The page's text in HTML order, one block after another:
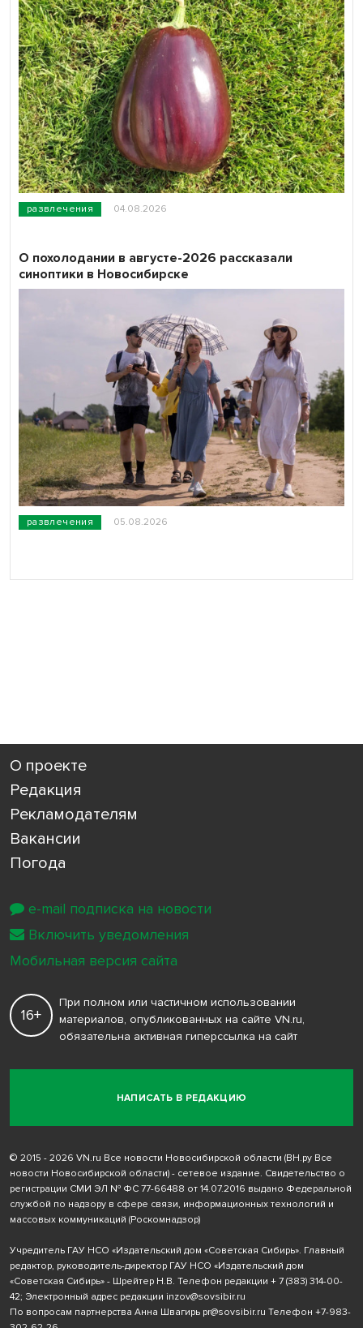
развлечения 04.08.2026
развлечения 05.08.2026
О похолодании в августе-2026 рассказали
синоптики в Новосибирске
О проекте
Редакция
Рекламодателям
Вакансии
Погода
НАПИСАТЬ В РЕДАКЦИЮ
16+
При полном или частичном использовании
материалов, опубликованных на сайте VN.ru,
обязательна активная гиперссылка на сайт
© 2015 - 2026 VN.ru Все новости Новосибирской области (ВН.ру Все
новости Новосибирской области) - сетевое издание. Свидетельство о
регистрации СМИ ЭЛ № ФС 77-66488 от 14.07.2016 выдано Федеральной
службой по надзору в сфере связи, информационных технологий и
массовых коммуникаций (Роскомнадзор)
Учредитель ГАУ НСО «Издательский дом «Советская Сибирь». Главный
редактор, руководитель-директор ГАУ НСО «Издательский дом
«Советская Сибирь» - Шрейтер Н.В. Телефон редакции + 7 (383) 314-00-
42; Электронный адрес редакции inzov@sovsibir.ru
По вопросам партнерства Анна Швагирь pr@sovsibir.ru Телефон +7-983-
e-mail подписка на новости
Включить уведомления
Мобильная версия сайта